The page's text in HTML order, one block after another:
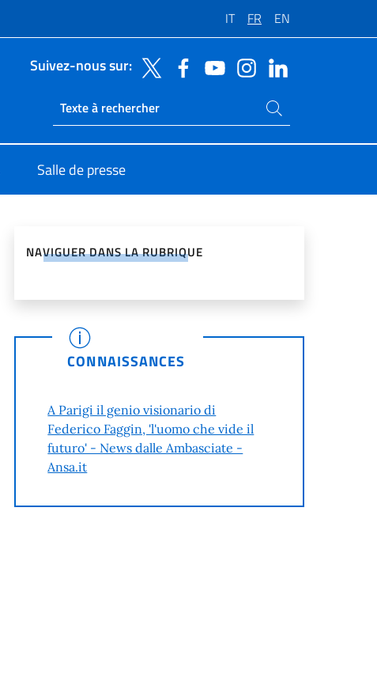
IT FR EN
Suivez-nous sur:
Ricerca sito live
Rechercher dans le site
Salle de presse
NAVIGUER DANS LA RUBRIQUE
CONNAISSANCES
A Parigi il genio visionario di
Federico Faggin, 'l'uomo che vide il
futuro' - News dalle Ambasciate -
Ansa.it